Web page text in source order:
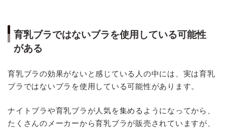
育乳ブラではないブラを使用している可能性
がある
育乳ブラの効果がないと感じている人の中には、実は育乳
ブラではないブラを使用している可能性があります。
ナイトブラや育乳ブラが人気を集めるようになってから、
たくさんのメーカーから育乳ブラが販売されていますが、